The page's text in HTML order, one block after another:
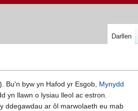
Bu'n byw yn Hafod yr Esgob, Mynydd
yn llawn o lysiau lleol ac estron.
ddegawdau ar ôl marwolaeth eu mab
Darllen